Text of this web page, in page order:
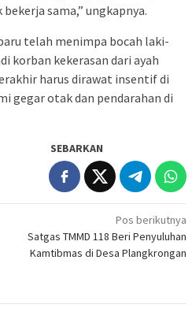
sama,” ungkapnya.
telah menimpa bocah laki-
korban kekerasan dari ayah
harus dirawat insentif di
gegar otak dan pendarahan di
SEBARKAN
Pos berikutnya
Satgas TMMD 118 Beri Penyuluhan
Kamtibmas di Desa Plangkrongan